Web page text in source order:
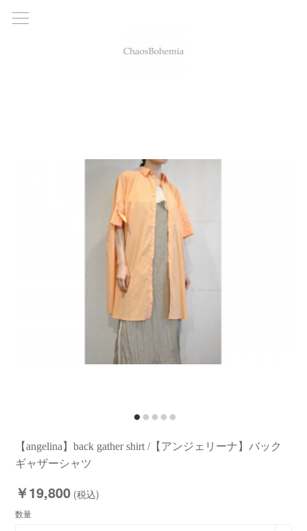
【angelina】back gather shirt /【アンジェリーナ】バック
ギャザーシャツ
￥19,800 (税込)
数量